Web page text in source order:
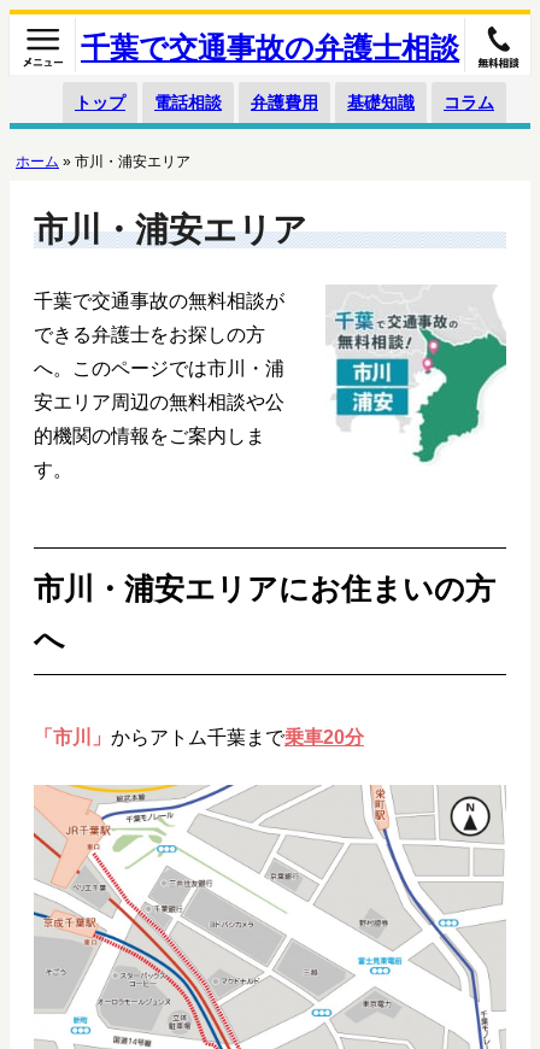
千葉で交通事故の弁護士相談
トップ 電話相談 弁護費用 基礎知識 コラム
ホーム » 市川・浦安エリア
市川・浦安エリア
千葉で交通事故の無料相談が
できる弁護士をお探しの方
へ。このページでは市川・浦
安エリア周辺の無料相談や公
的機関の情報をご案内しま
す。
市川・浦安エリアにお住まいの方
へ
「市川」 からアトム千葉まで乗車20分